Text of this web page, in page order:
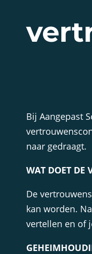
Bij Aangepast
naar gedraagt.
WAT DOET DE
De
kan worden.
vertellen en of